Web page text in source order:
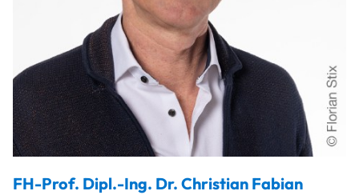
FH-Prof. Dipl.-Ing. Dr. Christian Fabian